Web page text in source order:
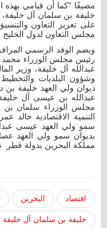
مضيفًا "كما أن قيامي بهذه
خليفة بن سلمان آل خليفة،
على تعزيز التعاون
مجلس التعاون لدول الخليج
ويضم الوفد الرسمي
رئيس مجلس الوزراء محمد
عبدالله آل خليفة، وزير
وشؤون البلديات
ديوان ولي العهد خليفة بن
عبدالله بن عيسى آل
مجلس الوزراء سلمان بن
التنمية الاقتصادية خالد
سمو ولي العهد عيسى
بديوان سمو ولي العهد
مملكة البحرين بدولة
اقتصاد البحرين
خليفة بن سلمان آل خليفة